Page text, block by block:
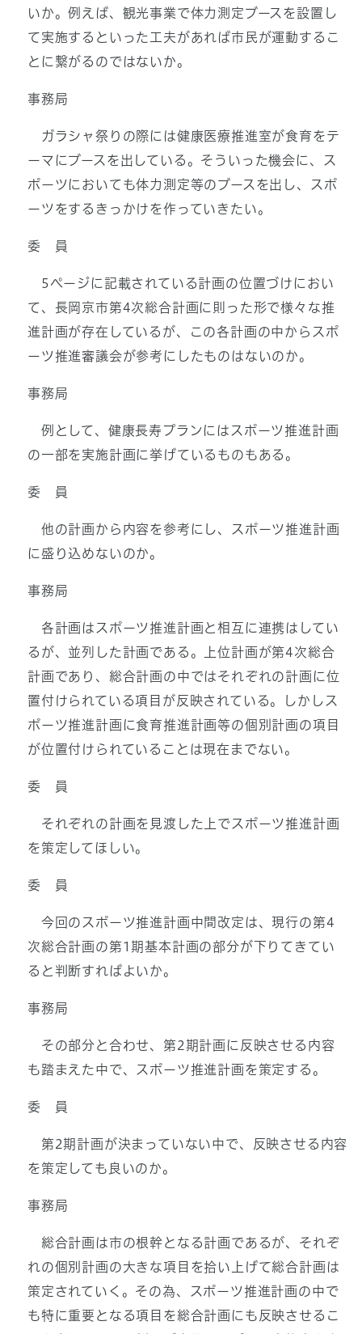
いか。例えば、観光事業で体力測定ブースを設置し
て実施するといった工夫があれば市民が運動するこ
とに繋がるのではないか。
事務局
ガラシャ祭りの際には健康医療推進室が食育をテ
ーマにブースを出している。そういった機会に、ス
ポーツにおいても体力測定等のブースを出し、スポ
ーツをするきっかけを作っていきたい。
委 員
5ページに記載されている計画の位置づけにおい
て、長岡京市第4次総合計画に則った形で様々な推
進計画が存在しているが、この各計画の中からスポ
ーツ推進審議会が参考にしたものはないのか。
事務局
例として、健康長寿プランにはスポーツ推進計画
の一部を実施計画に挙げているものもある。
委 員
他の計画から内容を参考にし、スポーツ推進計画
に盛り込めないのか。
事務局
各計画はスポーツ推進計画と相互に連携はしてい
るが、並列した計画である。上位計画が第4次総合
計画であり、総合計画の中ではそれぞれの計画に位
置付けられている項目が反映されている。しかしス
ポーツ推進計画に食育推進計画等の個別計画の項目
が位置付けられていることは現在までない。
委 員
それぞれの計画を見渡した上でスポーツ推進計画
を策定してほしい。
委 員
今回のスポーツ推進計画中間改定は、現行の第4
次総合計画の第1期基本計画の部分が下りてきてい
ると判断すればよいか。
事務局
その部分と合わせ、第2期計画に反映させる内容
も踏まえた中で、スポーツ推進計画を策定する。
委 員
第2期計画が決まっていない中で、反映させる内容
を策定しても良いのか。
事務局
総合計画は市の根幹となる計画であるが、それぞ
れの個別計画の大きな項目を拾い上げて総合計画は
策定されていく。その為、スポーツ推進計画の中で
も特に重要となる項目を総合計画にも反映させるこ